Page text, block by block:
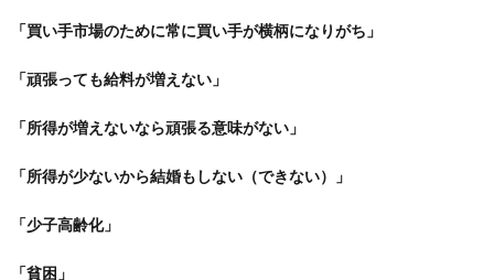
「買い手市場のために常に買い手が横柄になりがち」
「頑張っても給料が増えない」
「所得が増えないなら頑張る意味がない」
「所得が少ないから結婚もしない（できない）」
「少子高齢化」
「貧困」